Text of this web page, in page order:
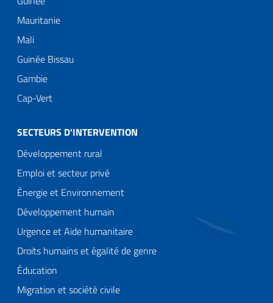
Mauritanie
Mali
Guinée Bissau
Gambie
Cap-Vert
SECTEURS D'INTERVENTION
Développement rural
Emploi et secteur privé
Énergie et Environnement
Développement humain
Urgence et Aide humanitaire
Droits humains et égalité de genre
Éducation
Migration et société civile